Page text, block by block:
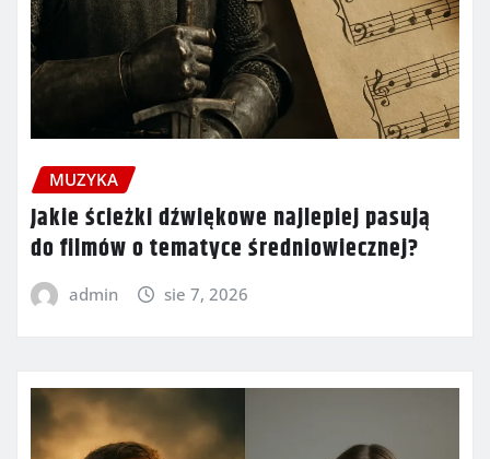
MUZYKA
Jakie ścieżki dźwiękowe najlepiej pasują
do filmów o tematyce średniowiecznej?
admin sie 7, 2026